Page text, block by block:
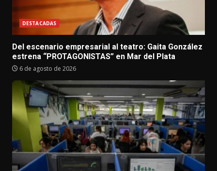
DESTACADAS
Del escenario empresarial al teatro: Gaita González
estrena “PROTAGONISTAS” en Mar del Plata
6 de agosto de 2026